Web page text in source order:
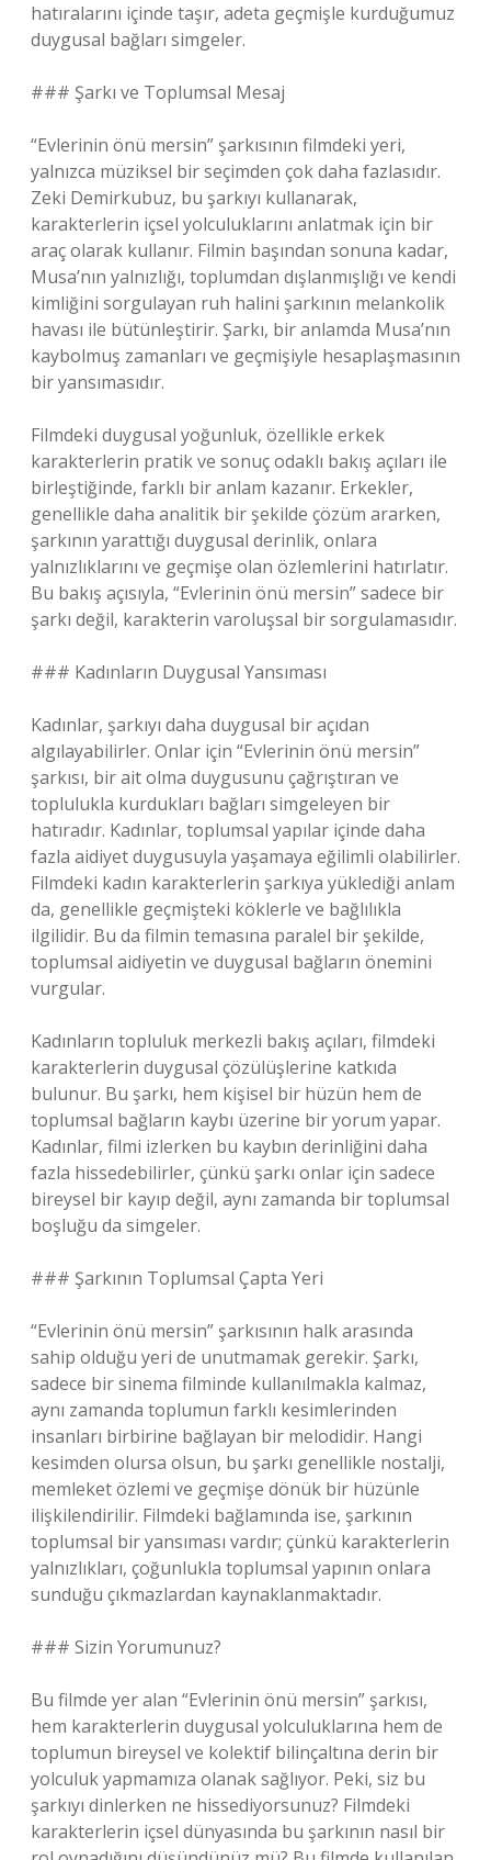
hatıralarını içinde taşır, adeta geçmişle kurduğumuz
duygusal bağları simgeler.
### Şarkı ve Toplumsal Mesaj
“Evlerinin önü mersin” şarkısının filmdeki yeri,
yalnızca müziksel bir seçimden çok daha fazlasıdır.
Zeki Demirkubuz, bu şarkıyı kullanarak,
karakterlerin içsel yolculuklarını anlatmak için bir
araç olarak kullanır. Filmin başından sonuna kadar,
Musa’nın yalnızlığı, toplumdan dışlanmışlığı ve kendi
kimliğini sorgulayan ruh halini şarkının melankolik
havası ile bütünleştirir. Şarkı, bir anlamda Musa’nın
kaybolmuş zamanları ve geçmişiyle hesaplaşmasının
bir yansımasıdır.
Filmdeki duygusal yoğunluk, özellikle erkek
karakterlerin pratik ve sonuç odaklı bakış açıları ile
birleştiğinde, farklı bir anlam kazanır. Erkekler,
genellikle daha analitik bir şekilde çözüm ararken,
şarkının yarattığı duygusal derinlik, onlara
yalnızlıklarını ve geçmişe olan özlemlerini hatırlatır.
Bu bakış açısıyla, “Evlerinin önü mersin” sadece bir
şarkı değil, karakterin varoluşsal bir sorgulamasıdır.
### Kadınların Duygusal Yansıması
Kadınlar, şarkıyı daha duygusal bir açıdan
algılayabilirler. Onlar için “Evlerinin önü mersin”
şarkısı, bir ait olma duygusunu çağrıştıran ve
toplulukla kurdukları bağları simgeleyen bir
hatıradır. Kadınlar, toplumsal yapılar içinde daha
fazla aidiyet duygusuyla yaşamaya eğilimli olabilirler.
Filmdeki kadın karakterlerin şarkıya yüklediği anlam
da, genellikle geçmişteki köklerle ve bağlılıkla
ilgilidir. Bu da filmin temasına paralel bir şekilde,
toplumsal aidiyetin ve duygusal bağların önemini
vurgular.
Kadınların topluluk merkezli bakış açıları, filmdeki
karakterlerin duygusal çözülüşlerine katkıda
bulunur. Bu şarkı, hem kişisel bir hüzün hem de
toplumsal bağların kaybı üzerine bir yorum yapar.
Kadınlar, filmi izlerken bu kaybın derinliğini daha
fazla hissedebilirler, çünkü şarkı onlar için sadece
bireysel bir kayıp değil, aynı zamanda bir toplumsal
boşluğu da simgeler.
### Şarkının Toplumsal Çapta Yeri
“Evlerinin önü mersin” şarkısının halk arasında
sahip olduğu yeri de unutmamak gerekir. Şarkı,
sadece bir sinema filminde kullanılmakla kalmaz,
aynı zamanda toplumun farklı kesimlerinden
insanları birbirine bağlayan bir melodidir. Hangi
kesimden olursa olsun, bu şarkı genellikle nostalji,
memleket özlemi ve geçmişe dönük bir hüzünle
ilişkilendirilir. Filmdeki bağlamında ise, şarkının
toplumsal bir yansıması vardır; çünkü karakterlerin
yalnızlıkları, çoğunlukla toplumsal yapının onlara
sunduğu çıkmazlardan kaynaklanmaktadır.
### Sizin Yorumunuz?
Bu filmde yer alan “Evlerinin önü mersin” şarkısı,
hem karakterlerin duygusal yolculuklarına hem de
toplumun bireysel ve kolektif bilinçaltına derin bir
yolculuk yapmamıza olanak sağlıyor. Peki, siz bu
şarkıyı dinlerken ne hissediyorsunuz? Filmdeki
karakterlerin içsel dünyasında bu şarkının nasıl bir